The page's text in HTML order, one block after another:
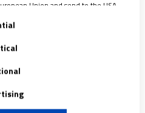
respeto es considerado
celebrado. Y no solo
Union and send to the USA.
solely to this website/app.